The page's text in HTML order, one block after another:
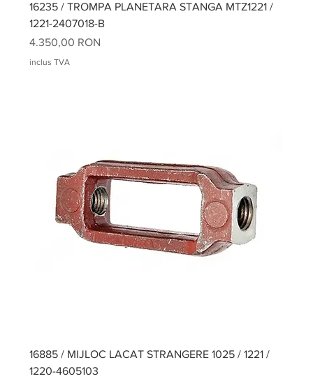
16235 / TROMPA PLANETARA STANGA MTZ1221 /
1221-2407018-B
Preț
4.350,00 RON
inclus TVA
16885 / MIJLOC LACAT STRANGERE 1025 / 1221 /
1220-4605103